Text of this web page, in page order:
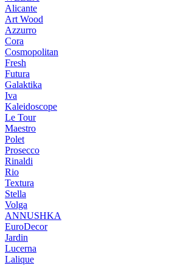
Alicante
Art Wood
Azzurro
Cora
Cosmopolitan
Fresh
Futura
Galaktika
Iva
Kaleidoscope
Le Tour
Maestro
Polet
Prosecco
Rinaldi
Rio
Textura
Stella
Volga
ANNUSHKA
EuroDecor
Jardin
Lucerna
Lalique